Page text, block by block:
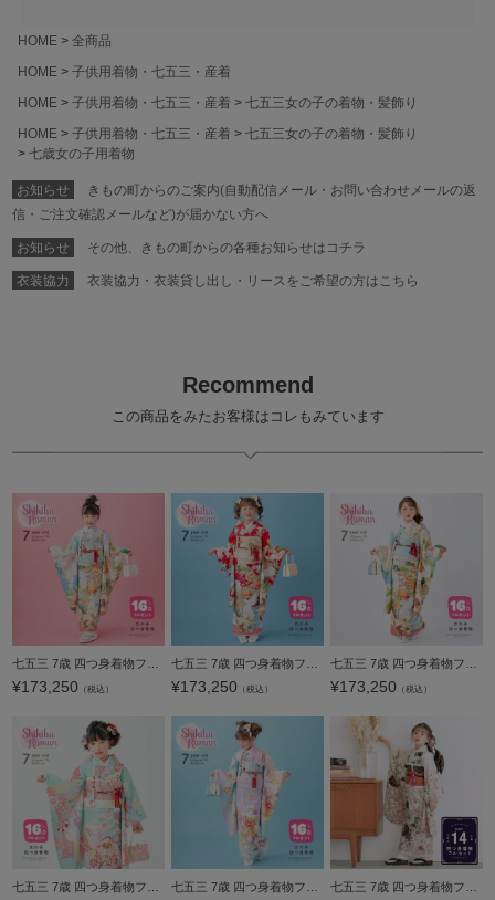
HOME
全商品
HOME
子供用着物・七五三・産着
HOME
子供用着物・七五三・産着
七五三女の子の着物・髪飾り
HOME
子供用着物・七五三・産着
七五三女の子の着物・髪飾り
七歳女の子用着物
お知らせ
きもの町からのご案内(自動配信メール・お問い合わせメールの返
信・ご注文確認メールなど)が届かない方へ
お知らせ その他、きもの町からの各種お知らせはコチラ
衣装協力 衣装協力・衣装貸し出し・リースをご希望の方はこちら
Recommend
この商品をみたお客様はコレもみています
¥173,250 （税込） ¥173,250 （税込） ¥173,250 （税込）